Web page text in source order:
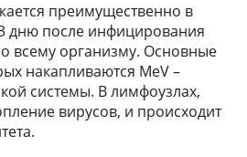
преимущественно в
дню после инфицирования
всему организму. Основные
накапливаются MeV –
системы. В лимфоузлах,
вирусов, и происходит